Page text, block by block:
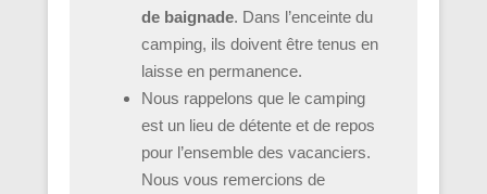
de baignade. Dans l’enceinte du
camping, ils doivent être tenus en
laisse en permanence.
Nous rappelons que le camping
est un lieu de détente et de repos
pour l’ensemble des vacanciers.
Nous vous remercions de